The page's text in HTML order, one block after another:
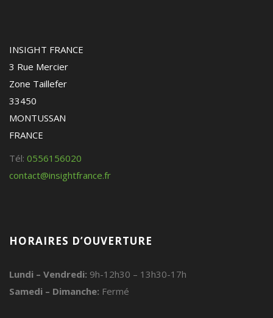
INSIGHT FRANCE
3 Rue Mercier
Zone Taillefer
33450
MONTUSSAN
FRANCE
Tél: 0556156020
contact@insightfrance.fr
HORAIRES D’OUVERTURE
Lundi – Vendredi: 9h-12h30 – 13h30-17h
Samedi – Dimanche: Fermé